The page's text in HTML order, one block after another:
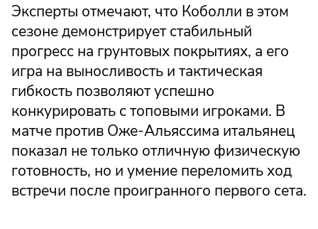
Эксперты отмечают, что Коболли в этом
сезоне демонстрирует стабильный
прогресс на грунтовых покрытиях, а его
игра на выносливость и тактическая
гибкость позволяют успешно
конкурировать с топовыми игроками. В
матче против Оже-Альяссима итальянец
показал не только отличную физическую
готовность, но и умение переломить ход
встречи после проигранного первого сета.